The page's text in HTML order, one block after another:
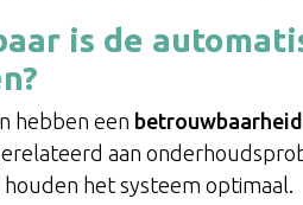
is de
hebben een
aan
het systeem optimaal.